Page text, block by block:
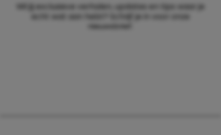
Wil jij exclusieve verhalen, updates en tips waar je
echt wat aan hebt? Schrijf je in voor onze
nieuwsbrief.